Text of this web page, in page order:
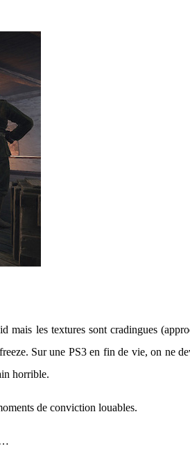
mais les textures sont cradingues
Sur une PS3 en fin de vie, on ne
horrible.
de conviction louables.